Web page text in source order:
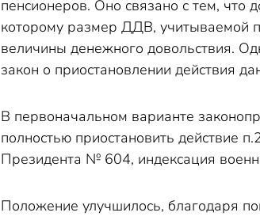
пенсионеров. Оно связано с тем, что
которому размер ДДВ, учитываемой
величины денежного довольствия.
закон о приостановлении действия
В первоначальном варианте
полностью приостановить действие
Президента № 604, индексация
Положение улучшилось, благодаря